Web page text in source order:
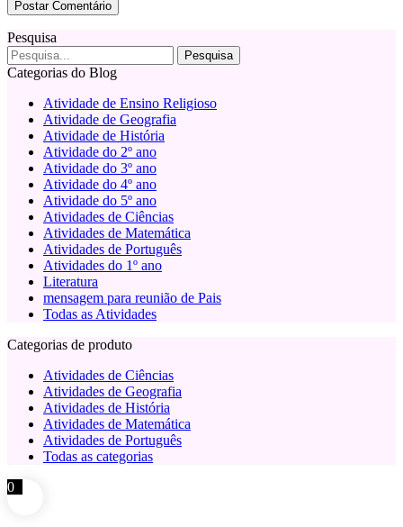
Pesquisa
Categorias do Blog
Atividade de Ensino Religioso
Atividade de Geografia
Atividade de História
Atividade do 2º ano
Atividade do 3º ano
Atividade do 4º ano
Atividade do 5º ano
Atividades de Ciências
Atividades de Matemática
Atividades de Português
Atividades do 1º ano
Literatura
mensagem para reunião de Pais
Todas as Atividades
Categorias de produto
Atividades de Ciências
Atividades de Geografia
Atividades de História
Atividades de Matemática
Atividades de Português
Todas as categorias
0